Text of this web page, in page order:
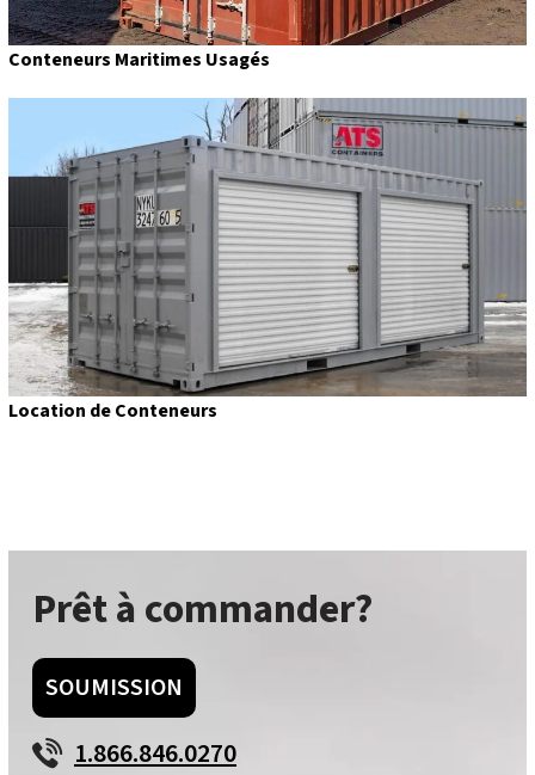
Conteneurs Maritimes Usagés
Location de Conteneurs
Prêt à commander?
SOUMISSION
1.866.846.0270